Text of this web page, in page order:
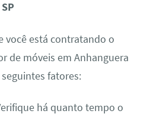
você está contratando o
de móveis em Anhanguera
seguintes fatores:
há quanto tempo o